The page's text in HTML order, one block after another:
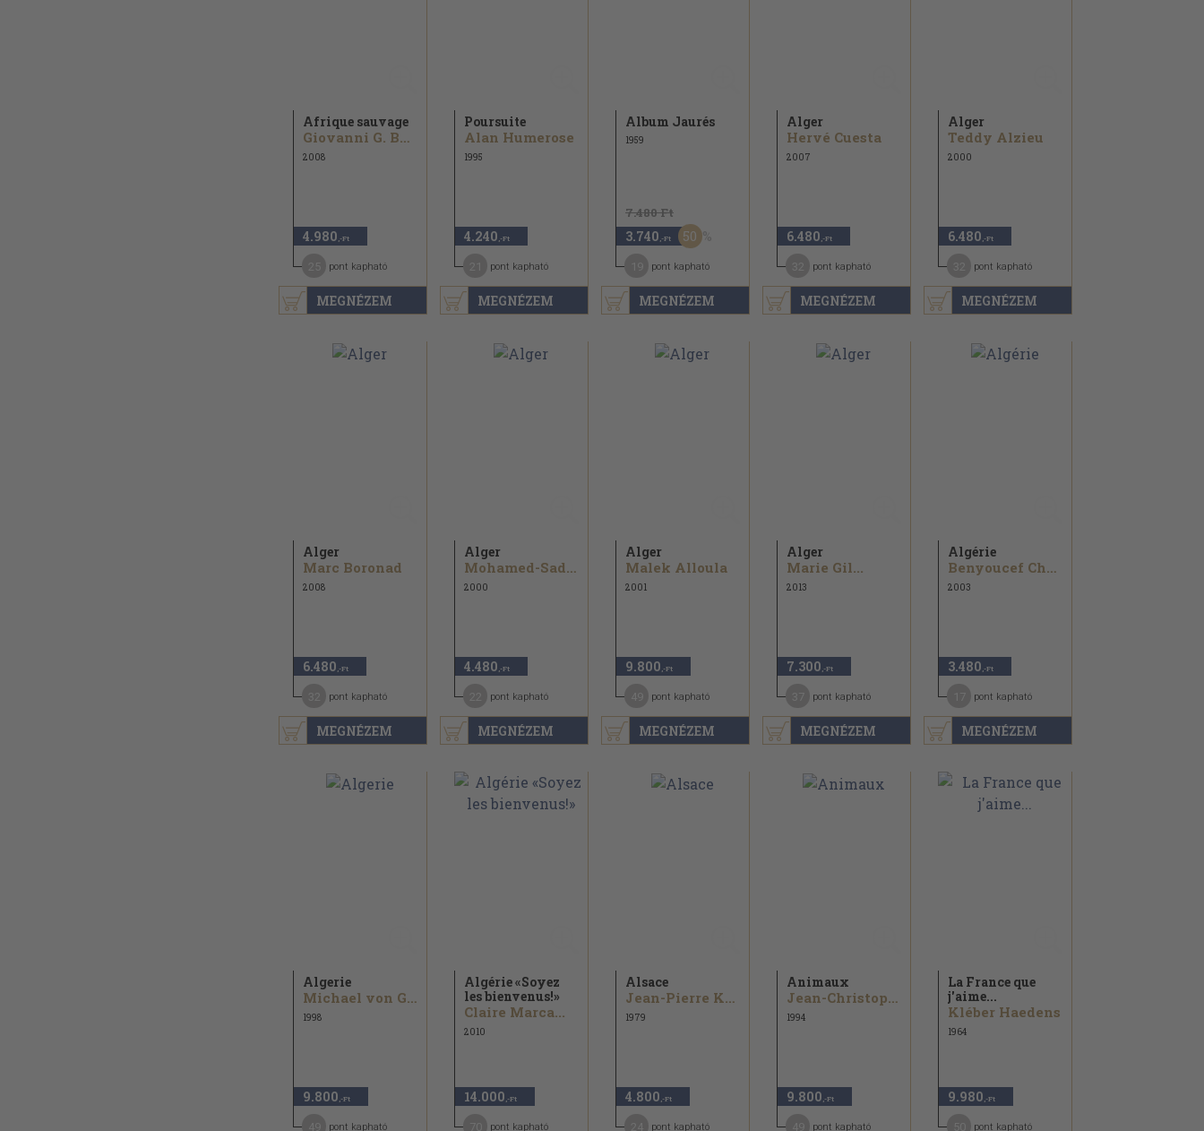
MEGNÉZEM
Afrique sauvage
Giovanni G. Bellani...
2008
4.980 ,-Ft
pont kapható
MEGNÉZEM
Poursuite
Alan Humerose
1995
4.240 ,-Ft
pont kapható
MEGNÉZEM
Album Jaurés
1959
7.480 Ft
3.740 ,-Ft 50
pont kapható
MEGNÉZEM
Alger
Hervé Cuesta
2007
6.480 ,-Ft
pont kapható
MEGNÉZEM
Alger
Teddy Alzieu
2000
6.480 ,-Ft
pont kapható
MEGNÉZEM
Alger
Marc Boronad
2008
6.480 ,-Ft
pont kapható
MEGNÉZEM
Alger
Mohamed-Sadek Messikh
2000
4.480 ,-Ft
pont kapható
MEGNÉZEM
Alger
Malek Alloula
2001
9.800 ,-Ft
pont kapható
MEGNÉZEM
Alger
Marie Gil...
2013
7.300 ,-Ft
pont kapható
MEGNÉZEM
Algérie
Benyoucef Cherif...
2003
3.480 ,-Ft
pont kapható
Algerie
Michael von Graffenried
1998
9.800 ,-Ft
pont kapható
Algérie «Soyez
les bienvenus!»
Claire Marca...
2010
14.000 ,-Ft
pont kapható
Alsace
Jean-Pierre Klein
1979
4.800 ,-Ft
pont kapható
Animaux
Jean-Christophe Cauchy
1994
9.800 ,-Ft
pont kapható
La France que
j'aime...
Kléber Haedens
1964
9.980 ,-Ft
pont kapható